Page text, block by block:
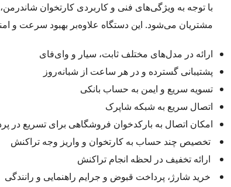
با توجه به ویژگی‌های فنی و کاربردی کارتخوان
مشتریان می‌شود. این دستگاه علاوه‌بر بهبود سرعت و
ارائه در مدل‌های مختلف ثابت، سیار و وای‌فای
پشتیبانی گسترده و در هر ساعت از شبانه‌روز
تسویه سریع و ایمن به حساب بانکی
اتصال سریع به شبکه شاپرک
امکان اتصال به بارکدخوان فروشگاهی برای تسریع در
تخصیص چند حساب به کارتخوان و واریز وجه تراکنش
ارائه تخفیف در لحظه انجام تراکنش
خرید شارژ، پرداخت قبوض و جرایم راهنمایی و رانندگی